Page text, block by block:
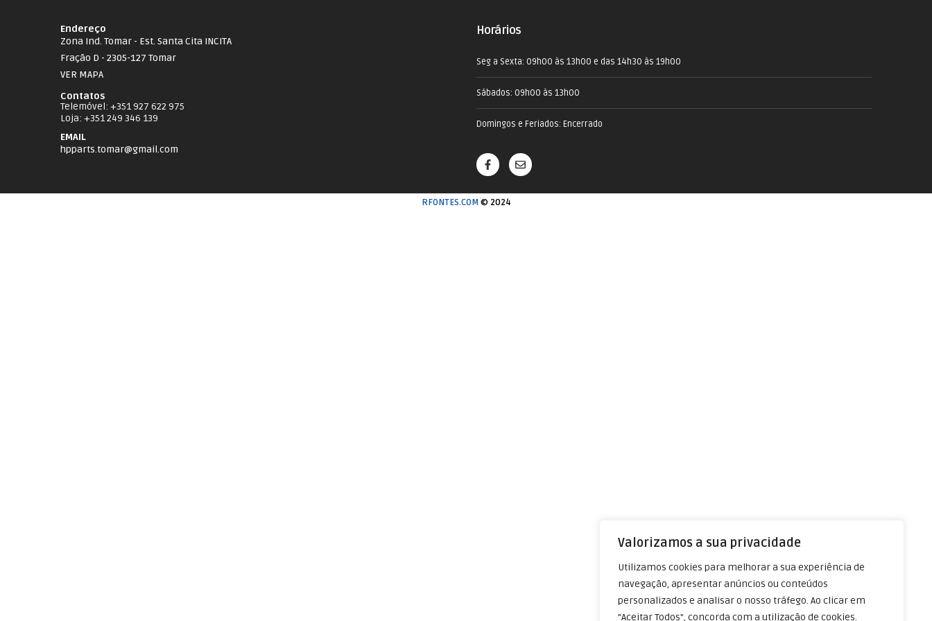
Valorizamos a sua privacidade
Utilizamos cookies para melhorar a sua experiência de
navegação, apresentar anúncios ou conteúdos
personalizados e analisar o nosso tráfego. Ao clicar em
"Aceitar Todos", concorda com a utilização de cookies.
Endereço
Zona Ind. Tomar - Est. Santa Cita INCITA
Fração D - 2305-127 Tomar
VER MAPA
Contatos
Telemóvel: +351 927 622 975
Loja: +351 249 346 139
EMAIL
hpparts.tomar@gmail.com
Horários
Seg a Sexta: 09h00 às 13h00 e das 14h30 às 19h00
Sábados: 09h00 às 13h00
Domingos e Feriados: Encerrado
RFONTES.COM© 2024